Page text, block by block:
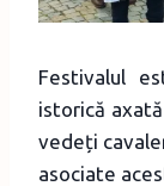
Festivalul
istorică
vedeți
asociate